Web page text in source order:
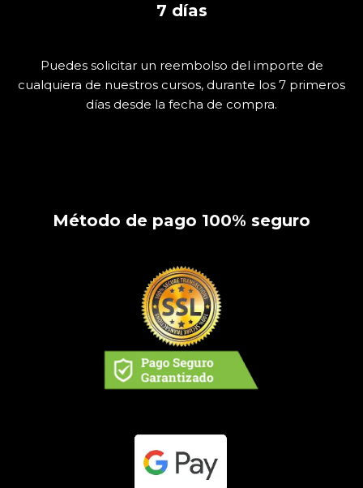
7 días
Puedes solicitar un reembolso del importe de
cualquiera de nuestros cursos, durante los 7 primeros
días desde la fecha de compra.
Método de pago 100% seguro